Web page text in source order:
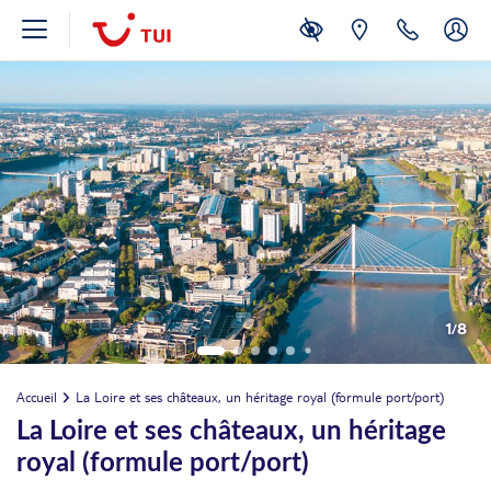
1/8
Accueil La Loire et ses châteaux, un héritage royal (formule port/port)
La Loire et ses châteaux, un héritage
royal (formule port/port)